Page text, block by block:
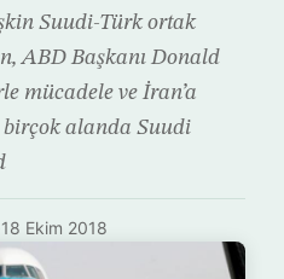
Suudi-Türk ortak
ABD Başkanı Donald
mücadele ve İran’a
birçok alanda Suudi
18 Ekim 2018